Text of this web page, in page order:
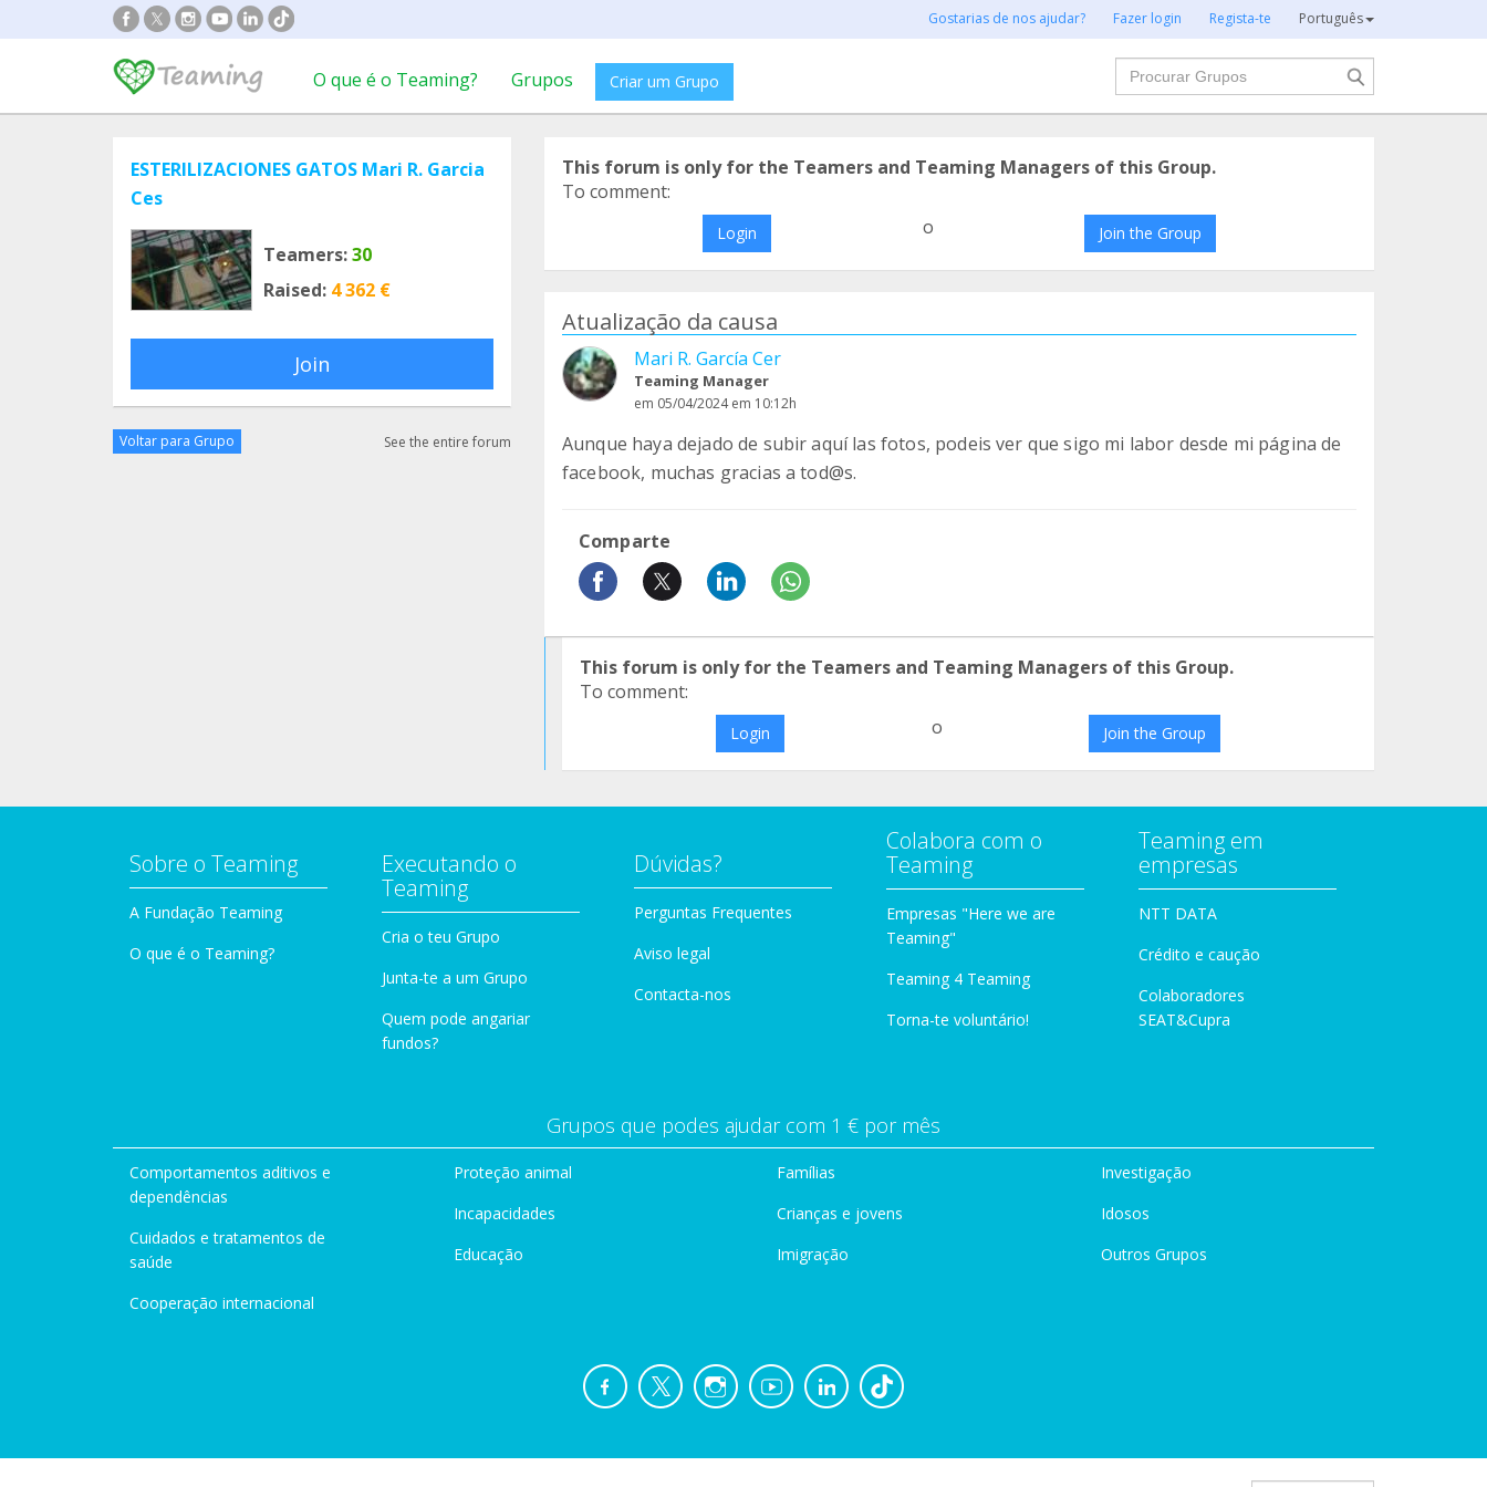
Gostarias de nos ajudar? Fazer login Regista-te Português
O que é o Teaming? Grupos Criar um Grupo
Procurar
ESTERILIZACIONES GATOS Mari R. Garcia
Ces
Teamers:30
Raised: 4 362 €
Join
Voltar para Grupo See the entire forum
This forum is only for the Teamers and Teaming Managers of this Group.
To comment:
Login o Join the Group
Atualização da causa
Mari R. García Cer
Teaming Manager
em 05/04/2024 em 10:12h
Aunque haya dejado de subir aquí las fotos, podeis ver que sigo mi labor desde mi página de
facebook, muchas gracias a tod@s.
Comparte
This forum is only for the Teamers and Teaming Managers of this Group.
To comment:
Login o Join the Group
Sobre o Teaming
A Fundação Teaming
O que é o Teaming?
Executando o
Teaming
Cria o teu Grupo
Junta-te a um Grupo
Quem pode angariar
fundos?
Dúvidas?
Perguntas Frequentes
Aviso legal
Contacta-nos
Colabora com o
Teaming
Empresas "Here we are
Teaming"
Teaming 4 Teaming
Torna-te voluntário!
Teaming em
empresas
NTT DATA
Crédito e caução
Colaboradores
SEAT&Cupra
Grupos que podes ajudar com 1 € por mês
Comportamentos aditivos e
dependências
Cuidados e tratamentos de
saúde
Cooperação internacional
Proteção animal
Incapacidades
Educação
Famílias
Crianças e jovens
Imigração
Investigação
Idosos
Outros Grupos